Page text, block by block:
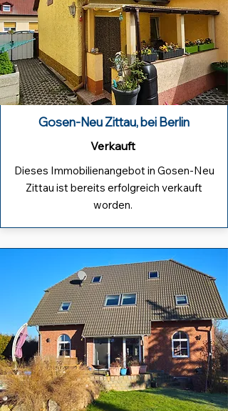
Gosen-Neu Zittau, bei Berlin
Verkauft
Dieses Immobilienangebot in Gosen-Neu
Zittau ist bereits erfolgreich verkauft
worden.